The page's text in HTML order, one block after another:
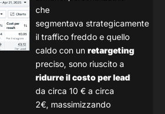
che
segmentava strategicamente
il traffico freddo e quello
caldo con un retargeting
preciso, sono riuscito a
ridurre il costo per lead
da circa 10 € a circa
2€, massimizzando